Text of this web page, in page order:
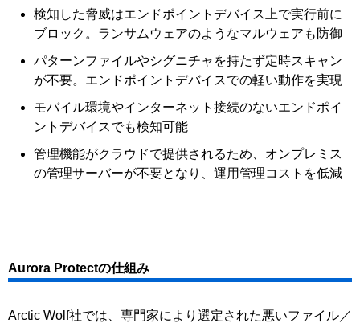
検知した脅威はエンドポイントデバイス上で実行前に
ブロック。ランサムウェアのようなマルウェアも防御
パターンファイルやシグニチャを持たず定時スキャン
が不要。エンドポイントデバイスでの軽い動作を実現
モバイル環境やインターネット接続のないエンドポイ
ントデバイスでも検知可能
管理機能がクラウドで提供されるため、オンプレミス
の管理サーバーが不要となり、運用管理コストを低減
Aurora Protectの仕組み
Arctic Wolf社では、専門家により選定された悪いファイル／